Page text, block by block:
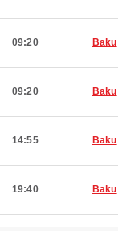
09:20 Baku
09:20 Baku
14:55 Baku
19:40 Baku